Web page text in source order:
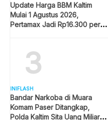
Update Harga BBM Kaltim
Mulai 1 Agustus 2026,
Pertamax Jadi Rp16.300 per
3
INIFLASH
Bandar Narkoba di Muara
Komam Paser Ditangkap,
Polda Kaltim Sita Uang Miliaran